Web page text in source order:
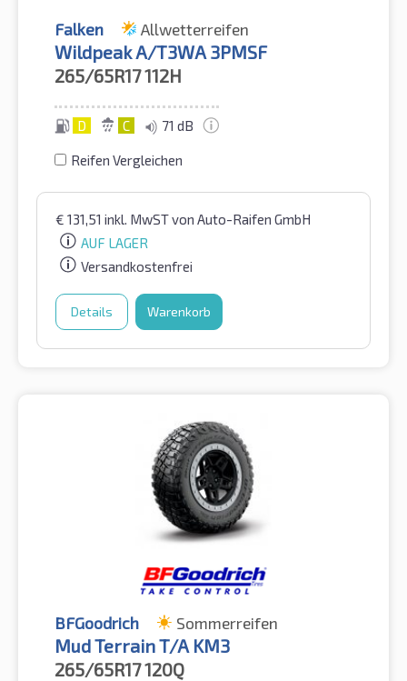
Falken Allwetterreifen
Wildpeak A/T3WA 3PMSF
265/65R17112H
D C 71 dB
Reifen Vergleichen
€ 131,51 inkl. MwSTvon Auto-Raifen GmbH
AUF LAGER
Versandkostenfrei
Details Warenkorb
BFGoodrich Sommerreifen
Mud Terrain T/A KM3
265/65R17120Q